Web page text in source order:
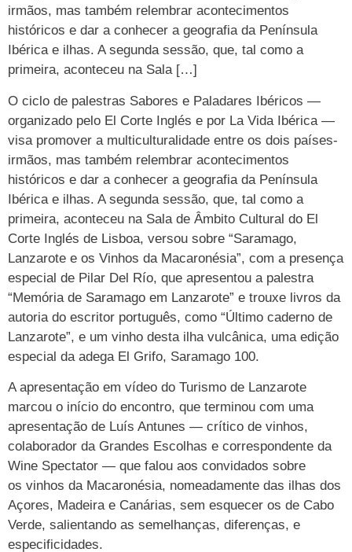
irmãos, mas também relembrar acontecimentos
históricos e dar a conhecer a geografia da Península
Ibérica e ilhas. A segunda sessão, que, tal como a
primeira, aconteceu na Sala […]
O ciclo de palestras Sabores e Paladares Ibéricos —
organizado pelo El Corte Inglés e por La Vida Ibérica —
visa promover a multiculturalidade entre os dois países-
irmãos, mas também relembrar acontecimentos
históricos e dar a conhecer a geografia da Península
Ibérica e ilhas. A segunda sessão, que, tal como a
primeira, aconteceu na Sala de Âmbito Cultural do El
Corte Inglés de Lisboa, versou sobre “Saramago,
Lanzarote e os Vinhos da Macaronésia”, com a presença
especial de Pilar Del Río, que apresentou a palestra
“Memória de Saramago em Lanzarote” e trouxe livros da
autoria do escritor português, como “Último caderno de
Lanzarote”, e um vinho desta ilha vulcânica, uma edição
especial da adega El Grifo, Saramago 100.
A apresentação em vídeo do Turismo de Lanzarote
marcou o início do encontro, que terminou com uma
apresentação de Luís Antunes — crítico de vinhos,
colaborador da Grandes Escolhas e correspondente da
Wine Spectator — que falou aos convidados sobre
os vinhos da Macaronésia, nomeadamente das ilhas dos
Açores, Madeira e Canárias, sem esquecer os de Cabo
Verde, salientando as semelhanças, diferenças, e
especificidades.